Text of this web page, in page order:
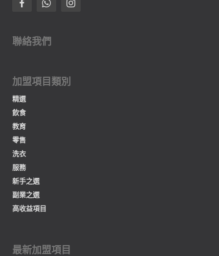
聯絡我們
加盟項目類別
精選
飲食
教育
零售
洗衣
服務
新手之選
副業之選
高收益項目
最新加盟項目